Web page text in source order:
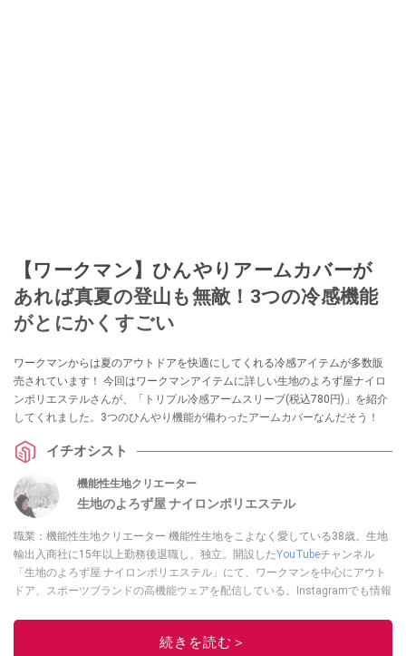
【ワークマン】ひんやりアームカバーが
あれば真夏の登山も無敵！3つの冷感機能
がとにかくすごい
ワークマンからは夏のアウトドアを快適にしてくれる冷感アイテムが多数販
売されています！ 今回はワークマンアイテムに詳しい生地のよろず屋ナイロ
ンポリエステルさんが、「トリプル冷感アームスリーブ(税込780円)」を紹介
してくれました。3つのひんやり機能が備わったアームカバーなんだそう！
イチオシスト
機能性生地クリエーター
生地のよろず屋 ナイロンポリエステル
職業：機能性生地クリエーター 機能性生地をこよなく愛している38歳。生地
輸出入商社に15年以上勤務後退職し、独立。開設したYouTubeチャンネル
「生地のよろず屋 ナイロンポリエステル」にて、ワークマンを中心にアウト
ドア、スポーツブランドの高機能ウェアを配信している。Instagramでも情報
このイチオシストの他の記事を読む
続きを読む＞